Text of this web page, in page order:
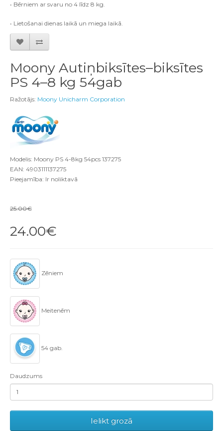
• Bērniem ar svaru no 4 līdz 8 kg.
• Lietošanai dienas laikā un miega laikā.
Moony Autiņbiksītes–biksītes
PS 4–8 kg 54gab
Ražotājs: Moony Unicharm Corporation
Modelis: Moony PS 4-8kg 54pcs 137275
EAN: 4903111137275
Pieejamība: Ir noliktavā
25.00€
24.00€
Zēniem
Meitenēm
54 gab.
Daudzums
Ielikt grozā